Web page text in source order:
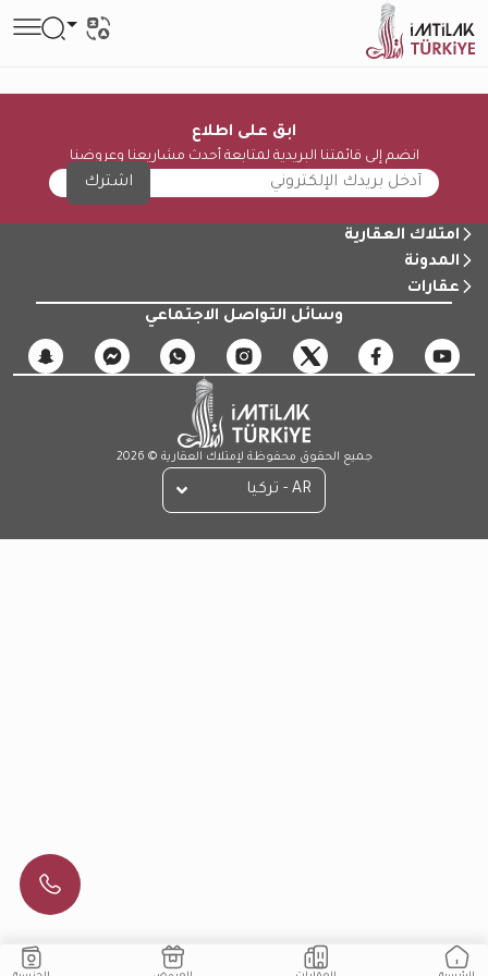
ابق على اطلاع
انضم إلى قائمتنا البريدية لمتابعة أحدث مشاريعنا وعروضنا
اشترك
امتلاك العقارية
المدونة
عقارات
وسائل التواصل الاجتماعي
جميع الحقوق محفوظة لإمتلاك العقارية © 2026
AR - تركيا